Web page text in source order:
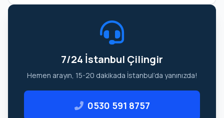
7/24 İstanbul Çilingir
Hemen arayın, 15-20 dakikada İstanbul’da yanınızda!
0530 591 8757